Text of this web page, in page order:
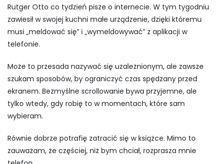
Rutger Otto co tydzień pisze o internecie. W tym tygodniu
zawiesił w swojej kuchni małe urządzenie, dzięki któremu
musi „meldować się” i „wymeldowywać” z aplikacji w
telefonie.
Może to przesada nazywać się uzależnionym, ale zawsze
szukam sposobów, by ograniczyć czas spędzany przed
ekranem. Bezmyślne scrollowanie bywa przyjemne, ale
tylko wtedy, gdy robię to w momentach, które sam
wybieram.
Równie dobrze potrafię zatracić się w książce. Mimo to
zauważam, że częściej, niż bym chciał, rozprasza mnie